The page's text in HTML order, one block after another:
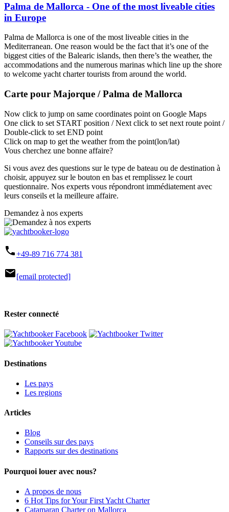
Palma de Mallorca - One of the most liveable cities
in Europe
Palma de Mallorca is one of the most liveable cities in the
Mediterranean. One reason would be the fact that it’s one of the
biggest cities of the Balearic islands, then there’s the weather, the
accommodations and the numerous marinas which line up the shore
to welcome yacht charter tourists from around the world.
Carte pour Majorque / Palma de Mallorca
Now click to jump on same coordinates point on Google Maps
One click to set START position / Next click to set next route point /
Double-click to set END point
Click on map to get the weather from the point(lon/lat)
Vous cherchez une bonne affaire?
Si vous avez des questions sur le type de bateau ou de destination à
choisir, appuyez sur le bouton en bas et remplissez le court
questionnaire. Nos experts vous répondront immédiatement avec
leurs conseils et la meilleure affaire.
Demandez à nos experts
phone+49-89 716 774 381
mail[email protected]
Rester connecté
Destinations
Les pays
Les regions
Articles
Blog
Conseils sur des pays
Rapports sur des destinations
Pourquoi louer avec nous?
A propos de nous
6 Hot Tips for Your First Yacht Charter
Catamaran Charter on Mallorca